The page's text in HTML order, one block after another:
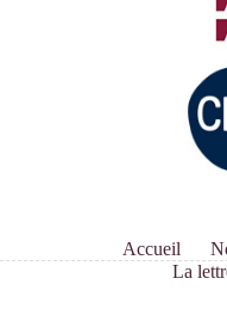
Accueil
La